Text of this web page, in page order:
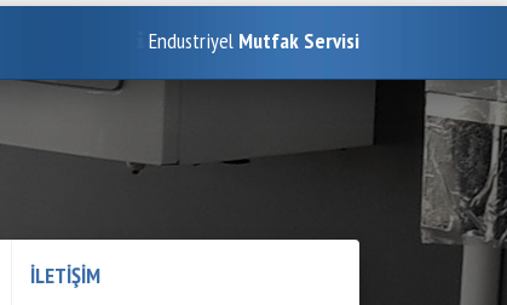
Endustriyel Mutfak Servisi
İLETİŞİM